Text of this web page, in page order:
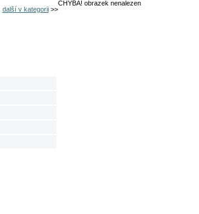
další v kategorii>>
CHYBA! obrazek nenalezen